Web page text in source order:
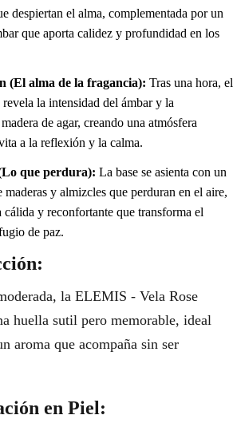
despiertan el alma, complementada por un
que aporta calidez y profundidad en los
(El alma de la fragancia): Tras una hora, el
la intensidad del ámbar y la
de agar, creando una atmósfera
a la reflexión y la calma.
que perdura): La base se asienta con un
maderas y almizcles que perduran en el aire,
cálida y reconfortante que transforma el
de paz.
la ELEMIS - Vela Rose
huella sutil pero memorable, ideal
aroma que acompaña sin ser
en Piel: